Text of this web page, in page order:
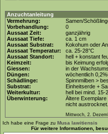
Anzuchtanleitung
Vermehrung:
Samen/
Vorbehandlung:
0
Aussaat Zeit:
ganzjährig
Aussaat Tiefe:
ca. 1 cm
Aussaat Substrat:
Kokohum oder
Aussaat Temperatur:
ca. 25-28°C
Aussaat Standort:
hell + konstant
Keimzeit:
bis Keimung
Giessen:
in der
Düngen:
wöchentlich
Schädlinge:
Spinnmilben >
Substrat:
Einheitserde +
Weiterkultur:
hell bei mind. 15-
Überwinterung:
Ältere
nicht austrocknet.
Mittwoch, 2.
Ich habe eine Frage zu Musa lawitiensis
Für weitere Informationen,